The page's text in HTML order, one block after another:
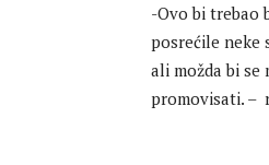
-Ovo bi trebao
posrećile neke
ali možda bi se
promovisati. –